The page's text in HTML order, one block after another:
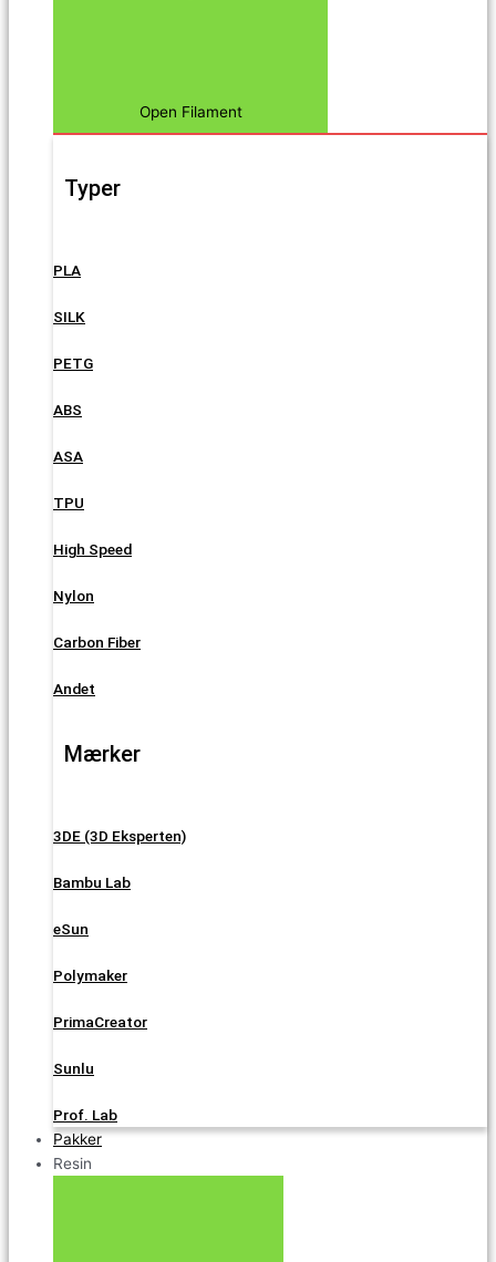
Open Filament
Typer
PLA
SILK
PETG
ABS
ASA
TPU
High Speed
Nylon
Carbon Fiber
Andet
Mærker
3DE (3D Eksperten)
Bambu Lab
eSun
Polymaker
PrimaCreator
Sunlu
Prof. Lab
Pakker
Resin